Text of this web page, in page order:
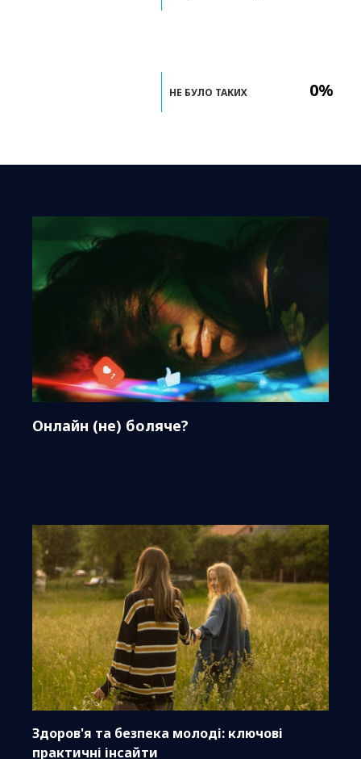
0%
НЕ БУЛО ТАКИХ
Онлайн (не) боляче?
Здоров'я та безпека молоді: ключові
практичні інсайти